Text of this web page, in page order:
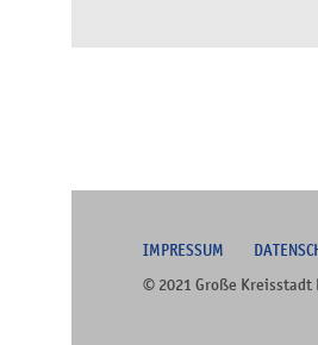
IMPRESSUM
© 2021 Große Kreisstadt